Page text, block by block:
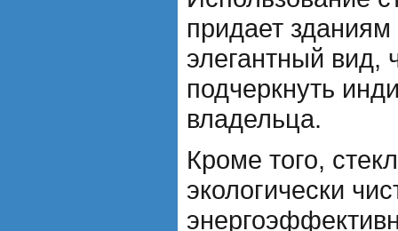
придает
элегантный вид,
подчеркнуть
владельца.
Кроме того,
экологически